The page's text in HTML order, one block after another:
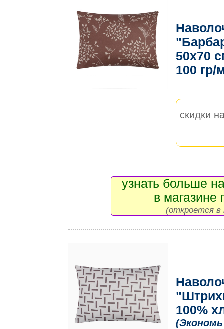
50х70
100
скидки
узнать больше
в магазине
(откроется в
100%